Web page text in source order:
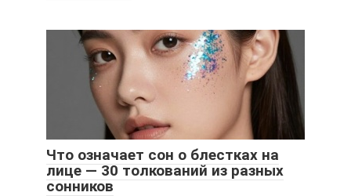
Что означает сон о блестках на
лице — 30 толкований из разных
сонников